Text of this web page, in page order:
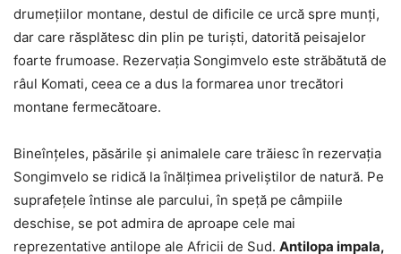
drumeţiilor montane, destul de dificile ce urcă spre munţi,
dar care răsplătesc din plin pe turişti, datorită peisajelor
foarte frumoase. Rezervaţia Songimvelo este străbătută de
râul Komati, ceea ce a dus la formarea unor trecători
montane fermecătoare.
Bineînţeles, păsările şi animalele care trăiesc în rezervaţia
Songimvelo se ridică la înălţimea priveliştilor de natură. Pe
suprafeţele întinse ale parcului, în speţă pe câmpiile
deschise, se pot admira de aproape cele mai
reprezentative antilope ale Africii de Sud. Antilopa impala,